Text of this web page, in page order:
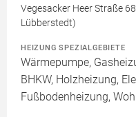
Vegesacker Heer Straße
Lübberstedt)
HEIZUNG SPEZIALGEBIETE
Wärmepumpe,
BHKW, Holzheizung,
Fußbodenheizung,